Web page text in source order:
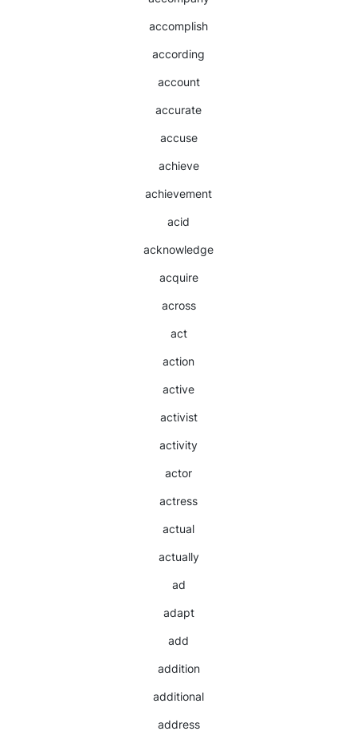
accomplish
according
account
accurate
accuse
achieve
achievement
acid
acknowledge
acquire
across
act
action
active
activist
activity
actor
actress
actual
actually
ad
adapt
add
addition
additional
address